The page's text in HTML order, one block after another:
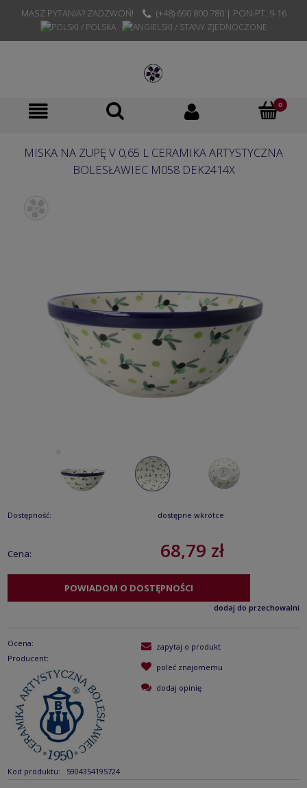
MASZ PYTANIA? ZADZWOŃ! (+48) 690 800 780 | PON-PT. 9-16
MISKA NA ZUPĘ V 0,65 L CERAMIKA ARTYSTYCZNA
BOLESŁAWIEC M058 DEK2414X
Dostępność: dostępne wkrótce
Cena: 68,79 zł
POWIADOM O DOSTĘPNOŚCI
dodaj do przechowalni
Ocena:
Producent:
Kod produktu: 5904354195724
zapytaj o produkt
poleć znajomemu
dodaj opinię